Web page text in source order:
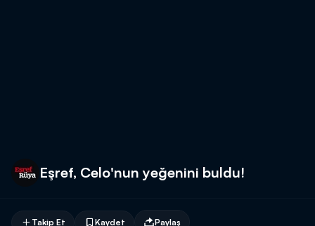
Eşref, Celo'nun yeğenini buldu!
Takip Et Kaydet Paylaş